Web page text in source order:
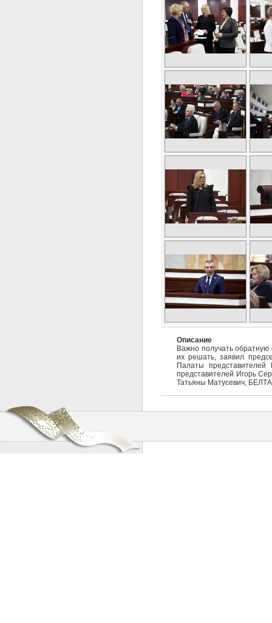
Описание
Важно получать
их решать, заявил
Палаты
представителей Игорь
Татьяны Матусевич,